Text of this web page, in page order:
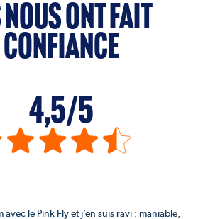
ONT FAIT
CONFIANCE
4,5/5
avec le Pink Fly et j’en suis ravi : maniable,